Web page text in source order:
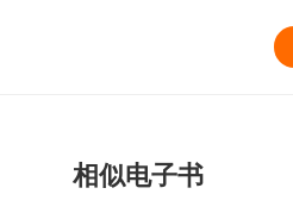
相似电子书